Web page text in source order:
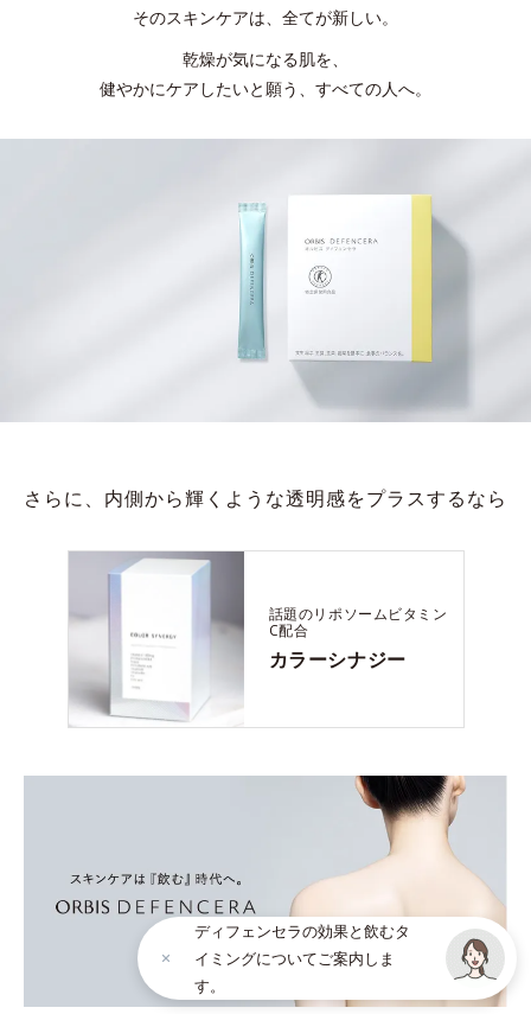
そのスキンケアは、全てが新しい。
乾燥が気になる肌を、
健やかにケアしたいと願う、すべての人へ。
さらに、内側から輝くような透明感をプラスするなら
話題のリポソームビタミン
C配合
カラーシナジー
ディフェンセラの効果と飲むタ
イミングについてご案内しま
す。